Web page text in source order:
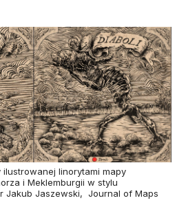
linorytami mapy
i Meklemburgii w stylu
Jakub Jaszewski, Journal of Maps